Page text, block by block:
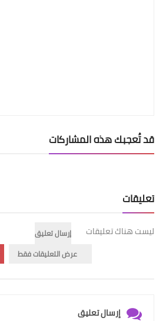
قد تُعجبك هذه المشاركات
تعليقات
ليست هناك تعليقات
إرسال تعليق
عرض التعليقات فقط
إرسال تعليق